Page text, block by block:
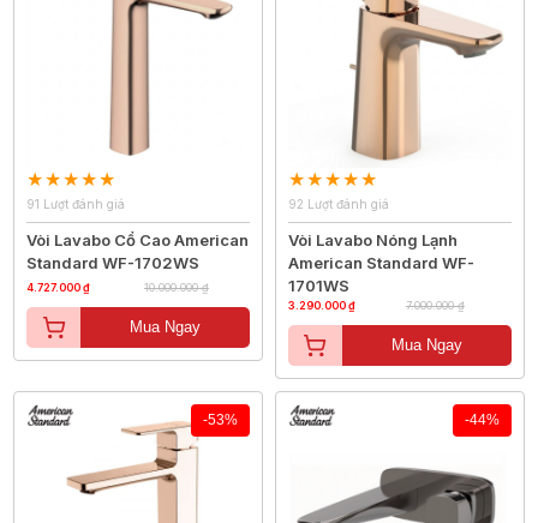
91 Lượt đánh giá
Vòi Lavabo Cổ Cao American
Standard WF-1702WS
4.727.000 ₫ 10.000.000 ₫
Mua Ngay
92 Lượt đánh giá
Vòi Lavabo Nóng Lạnh
American Standard WF-
1701WS
3.290.000 ₫ 7.000.000 ₫
Mua Ngay
-53% -44%